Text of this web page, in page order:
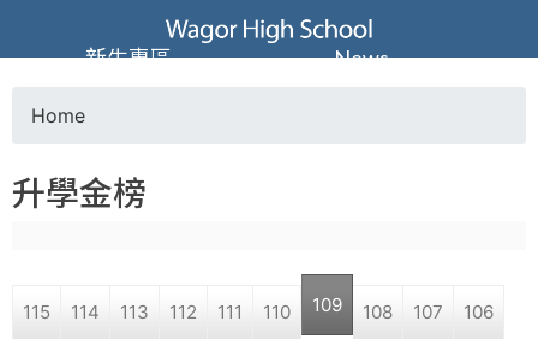
Jump to navigation
葳
格
高
o
a
Home
升學金榜
115 114 113 112 111 110 109 108 107 106
新生專區 News